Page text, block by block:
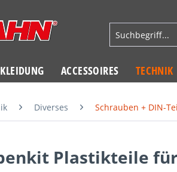
ACCESSOIRES TECHNIK
Diverses Schrauben + DIN-
Plastikteile für